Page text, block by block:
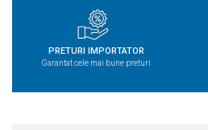
PRETURI IMPORTATOR
Garantat cele mai bune preturi